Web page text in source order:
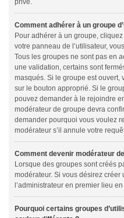
privé.
Comment adhérer à un groupe
Pour adhérer à un groupe,
votre panneau de l’utilisateur,
Tous les groupes ne sont pas en
une validation, certains sont
masqués. Si le groupe est
sur le bouton approprié. Si le
pouvez demander à le rejoindre
modérateur de groupe devra
demander pourquoi vous voulez
modérateur s’il annule votre
Comment devenir modérateur
Lorsque des groupes sont créés
modérateur. Si vous désirez créer
l’administrateur en premier lieu
Pourquoi certains groupes